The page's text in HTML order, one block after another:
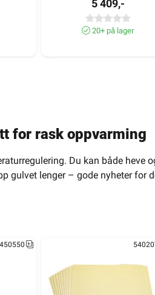
5 409,-
20+ på lager
for rask oppvarming
Du kan både heve
gulvet lenger – gode nyheter for